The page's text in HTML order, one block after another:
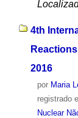
4th
2016
por Maria
registrado
Nuclear